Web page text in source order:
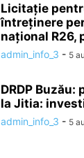
Licitație
întreținere
național R26,
admin_info_3 - 5
DRDP Buzău:
la Jitia:
admin_info_3 - 5